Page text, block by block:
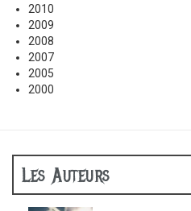
2010
2009
2008
2007
2005
2000
Les Auteurs